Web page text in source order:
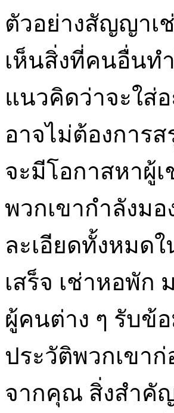
ตัวอย่างสัญญาเ
เห็นสิ่งที่คนอื่นท
แนวคิดว่าจะใส่
อาจไม่ต้องการ
จะมีโอกาสหาผู้
พวกเขากำลังม
ละเอียดทั้งหม
เสร็จ เช่าหอพัก
ผู้คนต่าง ๆ รับข้
ประวัติพวกเขา
จากคุณ สิ่งสำคั